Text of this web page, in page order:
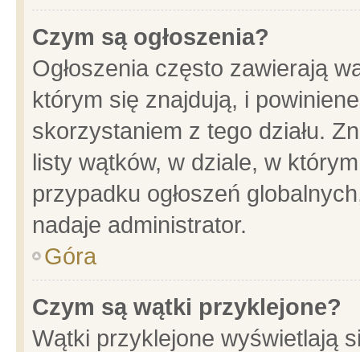
Czym są ogłoszenia?
Ogłoszenia często zawierają
którym się znajdują, i
skorzystaniem z tego działu.
listy wątków, w dziale, w
przypadku ogłoszeń
nadaje administrator.
Góra
Czym są wątki przyklejone?
Wątki przyklejone wyświetlają